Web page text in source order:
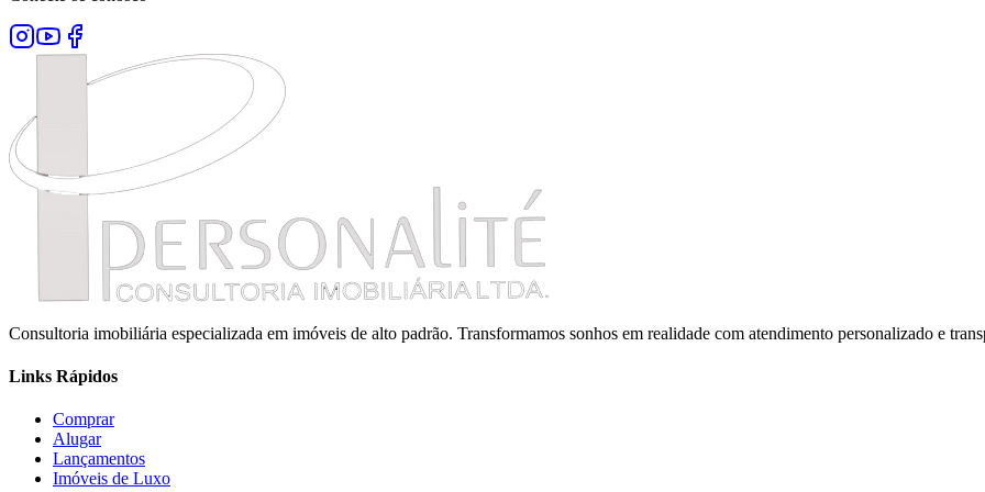
Consultoria imobiliária especializada em imóveis de alto padrão. Transformamos sonhos em realidade com atendimento personalizado e
Links Rápidos
Comprar
Alugar
Lançamentos
Imóveis de Luxo